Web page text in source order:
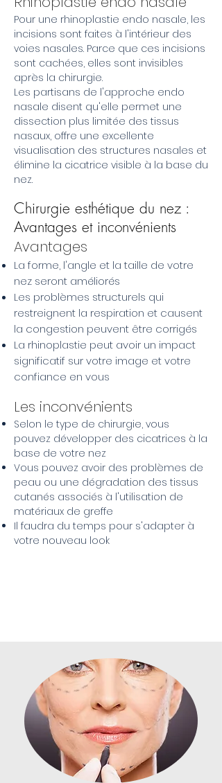
Pour une rhinoplastie endo nasale, les
incisions sont faites à l'intérieur des
voies nasales. Parce que ces incisions
sont cachées, elles sont invisibles
après la chirurgie.
Les partisans de l'approche endo
nasale disent qu'elle permet une
dissection plus limitée des tissus
nasaux, offre une excellente
visualisation des structures nasales et
élimine la cicatrice visible à la base du
nez.
Chirurgie esthétique du nez :
Avantages et inconvénients
Avantages
La forme, l'angle et la taille de votre
nez seront améliorés
Les problèmes structurels qui
restreignent la respiration et causent
la congestion peuvent être corrigés
La rhinoplastie peut avoir un impact
significatif sur votre image et votre
confiance en vous
Les inconvénients
Selon le type de chirurgie, vous
pouvez développer des cicatrices à la
base de votre nez
Vous pouvez avoir des problèmes de
peau ou une dégradation des tissus
cutanés associés à l'utilisation de
matériaux de greffe
Il faudra du temps pour s'adapter à
votre nouveau look